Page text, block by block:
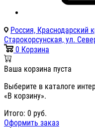
Россия, Краснодарский
Старокорсунская, ул.
0 Корзина
Ваша корзина пуста
Выберите в каталоге
«В корзину».
Итого: 0 руб.
Оформить заказ